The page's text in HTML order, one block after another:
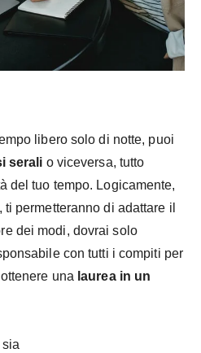
libero solo di notte, puoi
serali o viceversa, tutto
del tuo tempo. Logicamente,
permetteranno di adattare il
dei modi, dovrai solo
con tutti i compiti per
una laurea in un